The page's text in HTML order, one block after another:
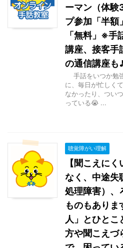
ーマン（体
プ参加「半額
「無料」※手
講座、接客手
の通信講座も
手話をいつか勉
に、毎日が忙しく
なかったり、つい
っている😭 ...
聴覚障がい理解
【聞こえに
なく、中途失
処理障害）、
ものもありま
人」とひとこ
方や聞こえづ